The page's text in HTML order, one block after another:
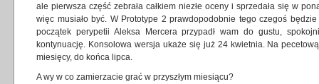
ale pierwsza część zebrała całkiem niezłe oceny i sprzedała się w
więc musiało być. W Prototype 2 prawdopodobnie tego czegoś
początek perypetii Aleksa Mercera przypadł wam do gustu,
kontynuację. Konsolowa wersja ukaże się już 24 kwietnia. Na
miesięcy, do końca lipca.
A wy w co zamierzacie grać w przyszłym miesiącu?